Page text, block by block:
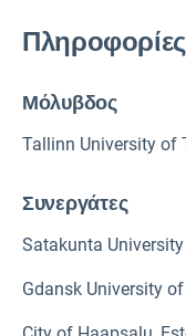
Μόλυβδος
Tallinn University of
Συνεργάτες
Satakunta
Gdansk University